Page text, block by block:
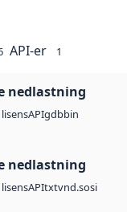
API-er 1
nedlastning
APIgdbbin
nedlastning
APItxtvnd.sosi